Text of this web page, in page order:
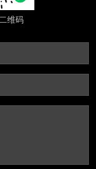
维码